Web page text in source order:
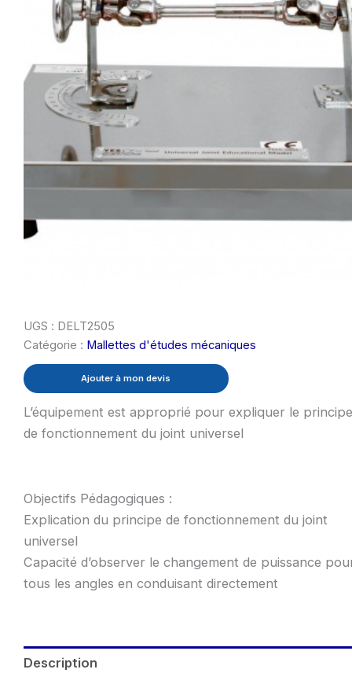
UGS : DELT2505
Catégorie : Mallettes d'études mécaniques
Ajouter à mon devis
L’équipement est approprié pour expliquer le principe
de fonctionnement du joint universel
Objectifs Pédagogiques :
Explication du principe de fonctionnement du joint
universel
Capacité d’observer le changement de puissance
tous les angles en conduisant directement
Description